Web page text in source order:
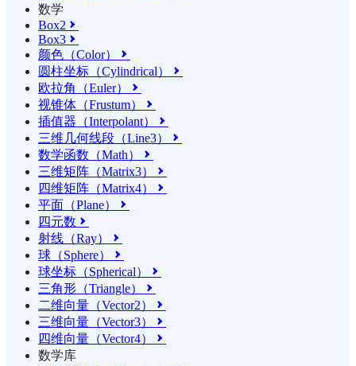
数学
Box2 
Box3 
颜色（Color） 
圆柱坐标（Cylindrical） 
欧拉角（Euler） 
视锥体（Frustum） 
插值器（Interpolant） 
三维几何线段（Line3） 
数学函数（Math） 
三维矩阵（Matrix3） 
四维矩阵（Matrix4） 
平面（Plane） 
四元数 
射线（Ray） 
球（Sphere） 
球坐标（Spherical） 
三角形（Triangle） 
二维向量（Vector2） 
三维向量（Vector3） 
四维向量（Vector4） 
数学库